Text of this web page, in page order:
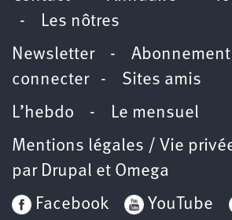
- Les nôtres
Newsletter- Abonnement
connecter- Sites amis
L’hebdo - Le mensuel
Mentions légales / Vie
par Drupal et Omega
Facebook
YouTube